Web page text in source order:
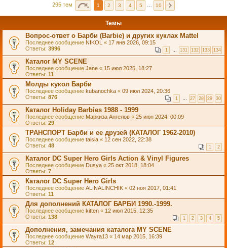
295 тем 1 2 3 4 5 10
Темы
Вопрос-ответ о Барби (Barbie) и других куклах Mattel
Последнее сообщение NIKOL « 17 янв 2026, 09:15
Ответы: 3996 1 … 131 132 133 134
Каталог MY SCENE
Последнее сообщение Jane « 15 июл 2025, 18:27
Ответы: 11
Молды кукол Барби
Последнее сообщение kubanochka « 09 июл 2024, 20:36
Ответы: 876 1 … 27 28 29 30
Каталог Holiday Barbies 1988 - 1999
Последнее сообщение Маркиза Ангелов « 25 июн 2024, 00:09
Ответы: 29
ТРАНСПОРТ Барби и ее друзей (КАТАЛОГ 1962-2010)
Последнее сообщение taisia « 12 сен 2022, 22:38
Ответы: 48 1 2
Каталог DC Super Hero Girls Action & Vinyl Figures
Последнее сообщение Dusya « 25 окт 2018, 18:04
Ответы: 7
Каталог DC Super Hero Girls
Последнее сообщение ALINALINCHIK « 02 ноя 2017, 01:41
Ответы: 11
Для дополнений КАТАЛОГ БАРБИ 1990.-1999.
Последнее сообщение kitten « 12 июл 2015, 12:35
Ответы: 138 1 2 3 4 5
Дополнения, замечания каталога MY SCENE
Последнее сообщение Wayra13 « 14 мар 2015, 16:39
Ответы: 12